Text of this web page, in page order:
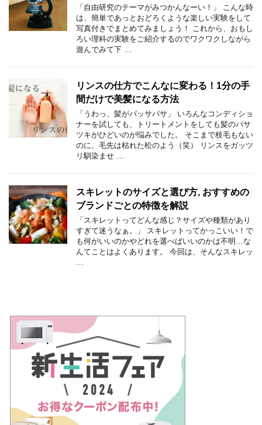
「自由研究のテーマがみつかんなーい！」 こんな時
は、簡単であっとおどろくような楽しい実験をして
写真付きでまとめてみましょう！ これから、おもし
ろい理科の実験をご紹介するのでワクワクしながら
遊んでみて下 …
リンスの仕方でこんなに変わる！1分の手
間だけで美髪になる方法
「うわっ、髪がパッサパサ」 いろんなコンディショ
ナーを試しても、トリートメントをしても髪のパサ
ツキがひどいのが悩みでした。 そこまで枝毛もない
のに、毛先は枯れた松のよう（笑） リンスをガッツ
リ馴染ませ …
スキレットのサイズと選び方, おすすめの
ブランドごとの特徴を解説
「スキレットってどんな感じ？サイズや種類があり
すぎて迷うなぁ。」 スキレットってかっこいい！で
も何がいいのかやどれを選べばいいのかは不明…な
んてことはよくあります。 今回は、そんなスキレッ
…